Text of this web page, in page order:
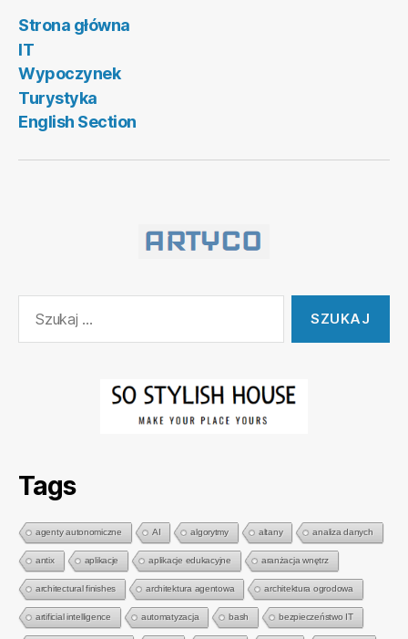
Strona główna
IT
Wypoczynek
Turystyka
English Section
Tags
agenty autonomiczne AI algorytmy altany analiza danych
antix aplikacje aplikacje edukacyjne aranżacja wnętrz
architectural finishes architektura agentowa architektura ogrodowa
artificial intelligence automatyzacja bash bezpieczeństwo IT